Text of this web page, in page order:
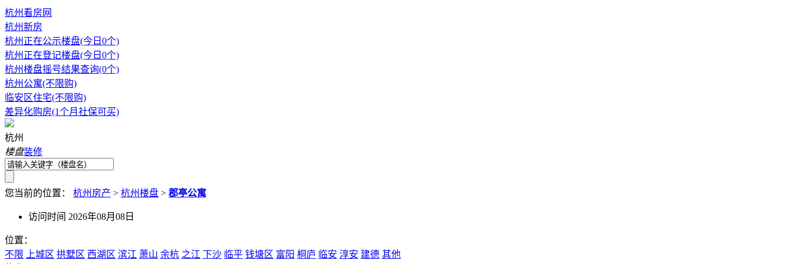
杭州看房网
杭州新房
杭州正在公示楼盘(今日0个)
杭州正在登记楼盘(今日0个)
杭州楼盘摇号结果查询(0个)
杭州公寓(不限购)
临安区住宅(不限购)
差异化购房(1个月社保可买)
杭州
楼盘装修
您当前的位置： 杭州房产 > 杭州楼盘 > 郡亭公寓
访问时间 2026年08月08日
位置：
不限
上城区 拱墅区 西湖区 滨江 萧山 余杭 之江 下沙 临平 钱塘区 富阳 桐庐 临安 淳安 建德 其他